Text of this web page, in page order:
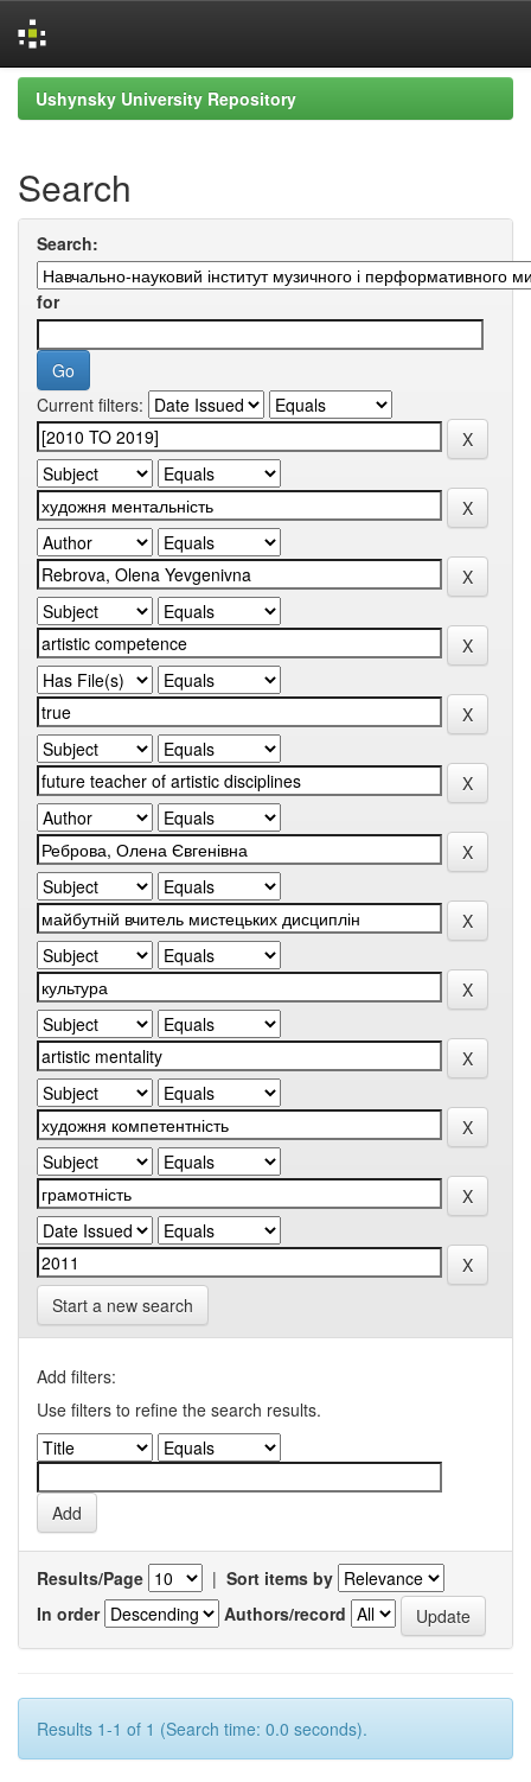
Skip
navigation
Ushynsky University Repository
Search
Search:
for
Current filters:
Start a new search
Add filters:
Use filters to refine the search results.
Results/Page | Sort items by
In order
Authors/record
Results 1-1 of 1 (Search time: 0.0 seconds).